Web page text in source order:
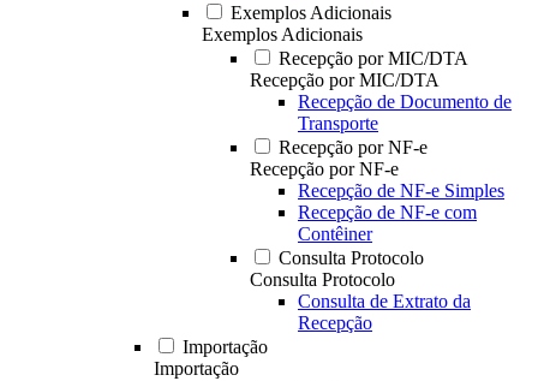
Exemplos Adicionais
Exemplos Adicionais
Recepção por MIC/DTA
Recepção por MIC/DTA
Recepção de Documento de
Transporte
Recepção por NF-e
Recepção por NF-e
Recepção de NF-e Simples
Recepção de NF-e com
Contêiner
Consulta Protocolo
Consulta Protocolo
Consulta de Extrato da
Recepção
Importação
Importação